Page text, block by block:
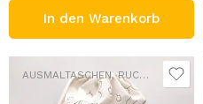
In den Warenkorb
AUSMALTASCHEN,RUCKSÄCKE